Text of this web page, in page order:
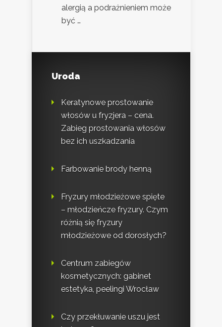
alergią a podrażnieniem może
być …
Uroda
Keratynowe prostowanie
włosów u fryzjera – cena.
Zabieg prostowania włosów
bez ich uszkadzania
Farbowanie brody henną
Fryzury młodzieżowe spięte
– młodzieńcze fryzury. Czym
różnią się fryzury
młodzieżowe od dorosłych?
Centrum zabiegów
kosmetycznych: gabinet
estetyka, peelingi Wrocław
Czy przekłuwanie uszu jest